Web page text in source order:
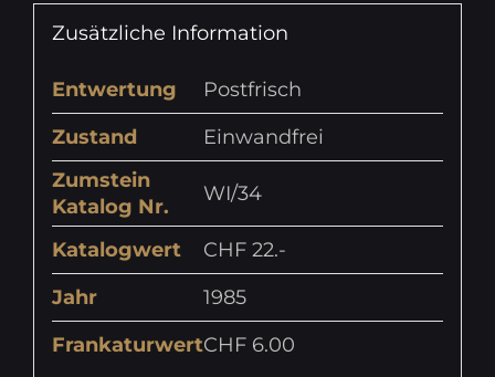
Zusätzliche Information
Entwertung
Postfrisch
Zustand
Einwandfrei
Zumstein
Katalog Nr.
WI/34
Katalogwert
CHF 22.-
Jahr
1985
FrankaturwertCHF 6.00